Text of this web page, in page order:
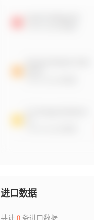
进口数据
共计 0条进口数据